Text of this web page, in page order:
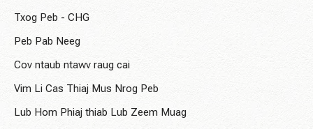
Txog Peb - CHG
Peb Pab Neeg
Cov ntaub ntawv raug cai
Vim Li Cas Thiaj Mus Nrog Peb
Lub Hom Phiaj thiab Lub Zeem Muag